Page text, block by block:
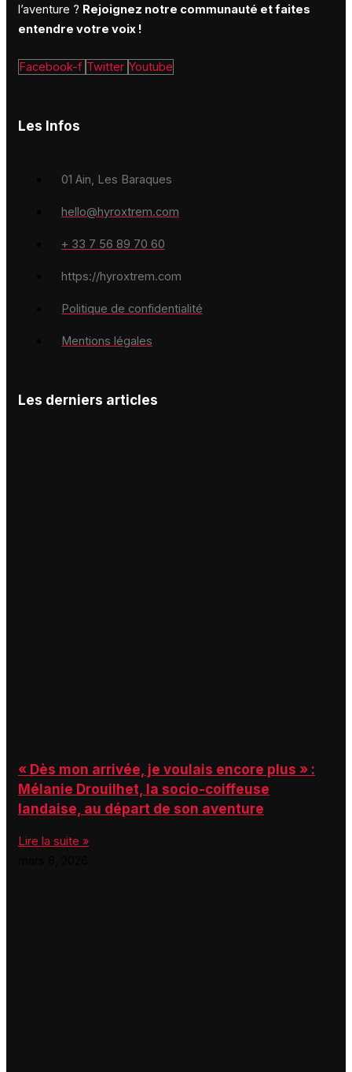
l’aventure ? Rejoignez notre communauté et faites
entendre votre voix !
Facebook-f Twitter Youtube
Les Infos
01 Ain, Les Baraques
hello@hyroxtrem.com
+ 33 7 56 89 70 60
https://hyroxtrem.com
Politique de confidentialité
Mentions légales
Les derniers articles
« Dès mon arrivée, je voulais encore plus » :
Mélanie Drouilhet, la socio-coiffeuse
landaise, au départ de son aventure
Lire la suite »